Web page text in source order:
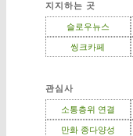
지지하는 곳
슬로우뉴스
씽크카페
관심사
소통층위 연결
만화 종다양성